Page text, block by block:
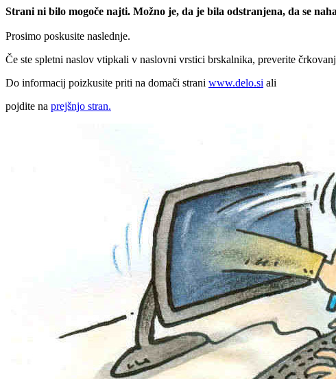
Strani ni bilo mogoče najti. Možno je, da je bila odstranjena, da se
Prosimo poskusite naslednje.
Če ste spletni naslov vtipkali v naslovni vrstici brskalnika, preverite
Do informacij poizkusite priti na domači strani www.delo.si ali
pojdite na prejšnjo stran.